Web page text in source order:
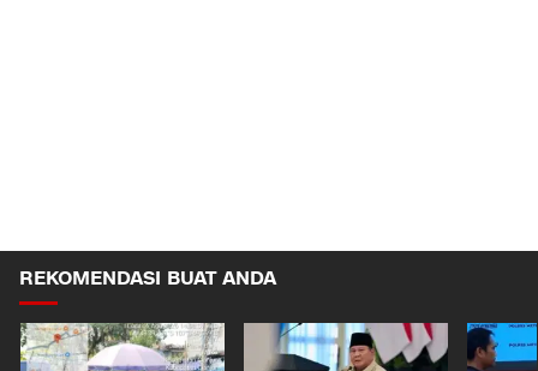
REKOMENDASI BUAT ANDA